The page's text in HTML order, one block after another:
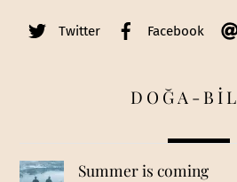
Twitter Facebook
DOĞA-
Summer is coming